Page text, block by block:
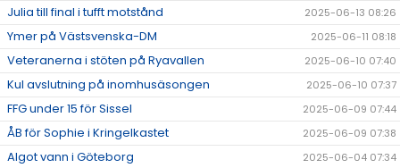
Julia till final i tufft motstånd 2025-06-13 08:26
Ymer på Västsvenska-DM 2025-06-11 08:18
Veteranerna i stöten på Ryavallen 2025-06-10 07:40
Kul avslutning på inomhusäsongen 2025-06-10 07:37
FFG under 15 för Sissel 2025-06-09 07:44
ÅB för Sophie i Kringelkastet 2025-06-09 07:38
Algot vann i Göteborg 2025-06-04 07:34